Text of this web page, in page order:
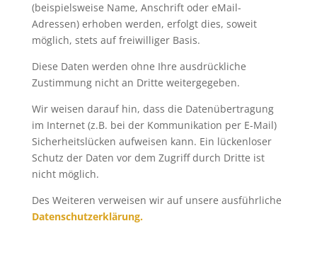
(beispielsweise Name, Anschrift oder eMail-
Adressen) erhoben werden, erfolgt dies, soweit
möglich, stets auf freiwilliger Basis.
Diese Daten werden ohne Ihre ausdrückliche
Zustimmung nicht an Dritte weitergegeben.
Wir weisen darauf hin, dass die Datenübertragung
im Internet (z.B. bei der Kommunikation per E-Mail)
Sicherheitslücken aufweisen kann. Ein lückenloser
Schutz der Daten vor dem Zugriff durch Dritte ist
nicht möglich.
Des Weiteren verweisen wir auf unsere ausführliche
Datenschutzerklärung.